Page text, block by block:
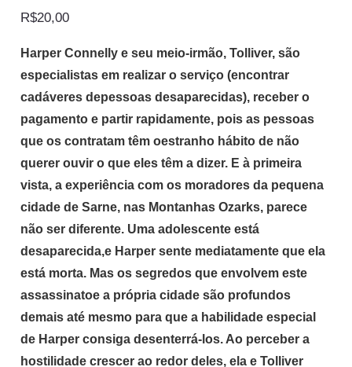
R$20,00
Harper Connelly e seu meio-irmão, Tolliver, são
especialistas em realizar o serviço (encontrar
cadáveres depessoas desaparecidas), receber o
pagamento e partir rapidamente, pois as pessoas
que os contratam têm oestranho hábito de não
querer ouvir o que eles têm a dizer. E à primeira
vista, a experiência com os moradores da pequena
cidade de Sarne, nas Montanhas Ozarks, parece
não ser diferente. Uma adolescente está
desaparecida,e Harper sente mediatamente que ela
está morta. Mas os segredos que envolvem este
assassinatoe a própria cidade são profundos
demais até mesmo para que a habilidade especial
de Harper consiga desenterrá-los. Ao perceber a
hostilidade crescer ao redor deles, ela e Tolliver